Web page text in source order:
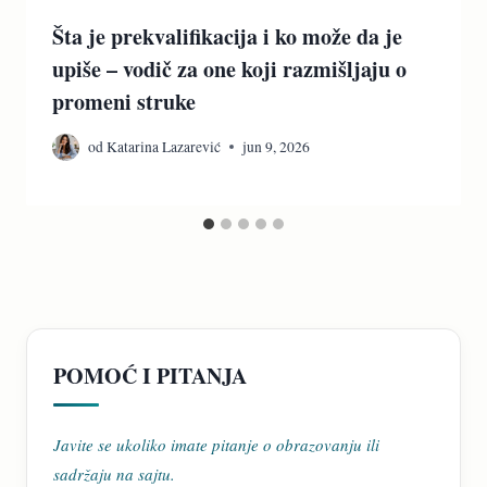
Šta je prekvalifikacija i ko može da je
upiše – vodič za one koji razmišljaju o
promeni struke
odKatarina Lazarević jun 9, 2026
POMOĆ I PITANJA
Javite se ukoliko imate pitanje o obrazovanju ili
sadržaju na sajtu.